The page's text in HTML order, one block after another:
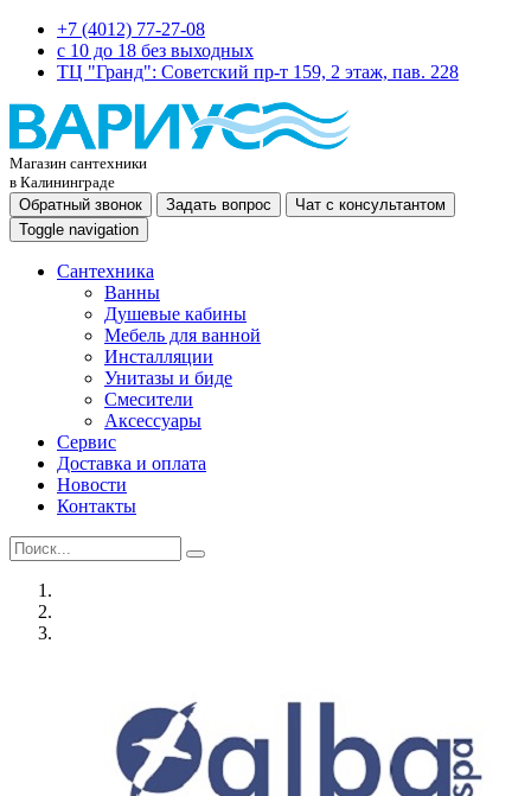
+7 (4012) 77-27-08
c 10 до 18 без выходных
ТЦ "Гранд": Советский пр-т 159, 2 этаж, пав. 228
Магазин сантехники
в Калининграде
Обратный звонок
Задать вопрос
Чат с консультантом
Toggle navigation
Сантехника
Ванны
Душевые кабины
Мебель для ванной
Инсталляции
Унитазы и биде
Смесители
Аксессуары
Сервис
Доставка и оплата
Новости
Контакты